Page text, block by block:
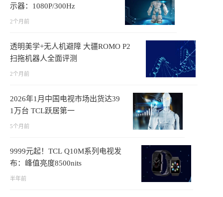
示器：1080P/300Hz
2个月前
透明美学+无人机避障 大疆ROMO P2
扫拖机器人全面评测
2个月前
2026年1月中国电视市场出货达39
1万台 TCL跃居第一
5个月前
9999元起！TCL Q10M系列电视发
布：峰值亮度8500nits
半年前